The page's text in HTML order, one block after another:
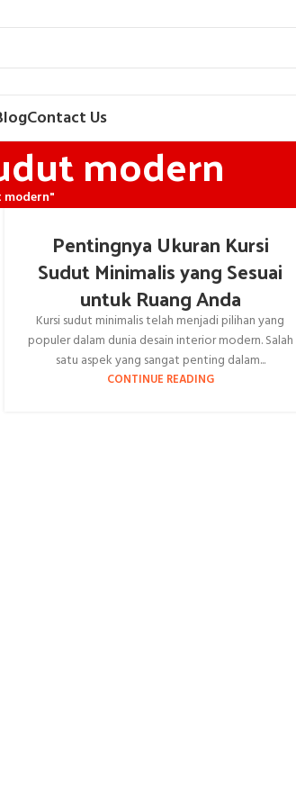
Contact Us
modern
Pentingnya Ukuran Kursi
Sudut Minimalis yang Sesuai
untuk Ruang Anda
Kursi sudut minimalis telah menjadi pilihan yang
populer dalam dunia desain interior modern. Salah
satu aspek yang sangat penting dalam...
CONTINUE READING